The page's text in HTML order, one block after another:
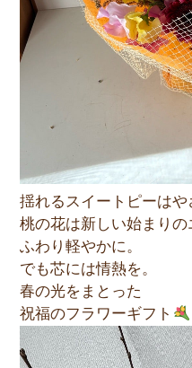
揺れるスイートピーはや
桃の花は新しい始まりの
ふわり軽やかに。
でも芯には情熱を。
春の光をまとった
祝福のフラワーギフト